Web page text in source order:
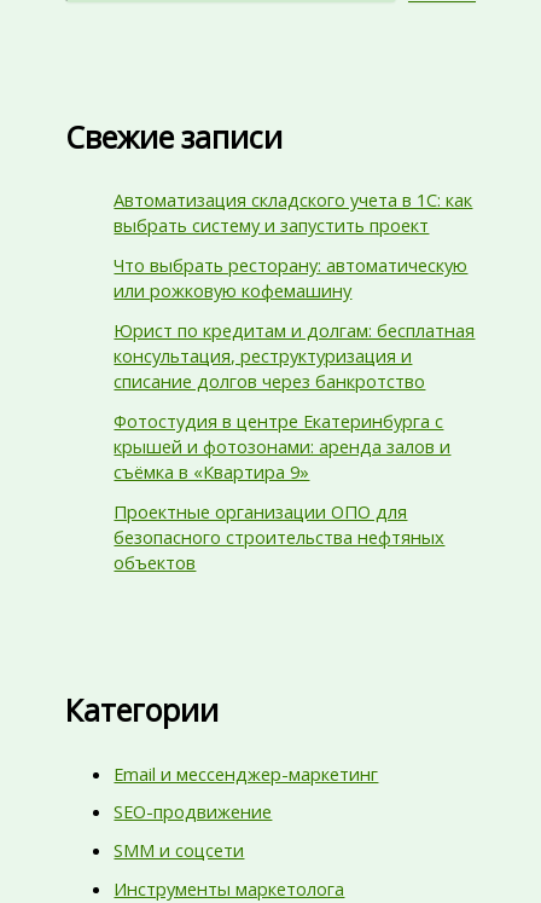
Свежие записи
Автоматизация складского учета в 1С: как
выбрать систему и запустить проект
Что выбрать ресторану: автоматическую
или рожковую кофемашину
Юрист по кредитам и долгам: бесплатная
консультация, реструктуризация и
списание долгов через банкротство
Фотостудия в центре Екатеринбурга с
крышей и фотозонами: аренда залов и
съёмка в «Квартира 9»
Проектные организации ОПО для
безопасного строительства нефтяных
объектов
Категории
Email и мессенджер-маркетинг
SEO-продвижение
SMM и соцсети
Инструменты маркетолога